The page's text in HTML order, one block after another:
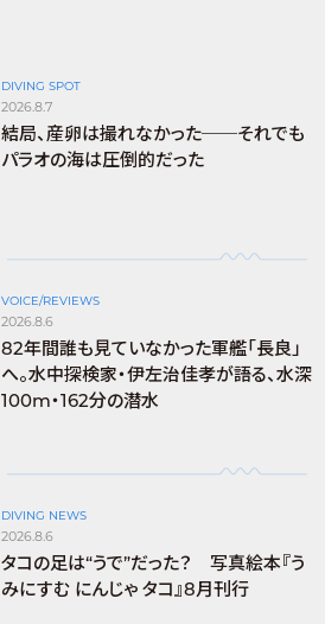
DIVING SPOT
2026.8.7
結局、産卵は撮れなかった──それでも
パラオの海は圧倒的だった
VOICE/REVIEWS
2026.8.6
82年間誰も見ていなかった軍艦「長良」
へ。水中探検家・伊左治佳孝が語る、水深
100m・162分の潜水
DIVING NEWS
2026.8.6
タコの足は“うで”だった？ 写真絵本『う
みにすむ にんじゃ タコ』8月刊行